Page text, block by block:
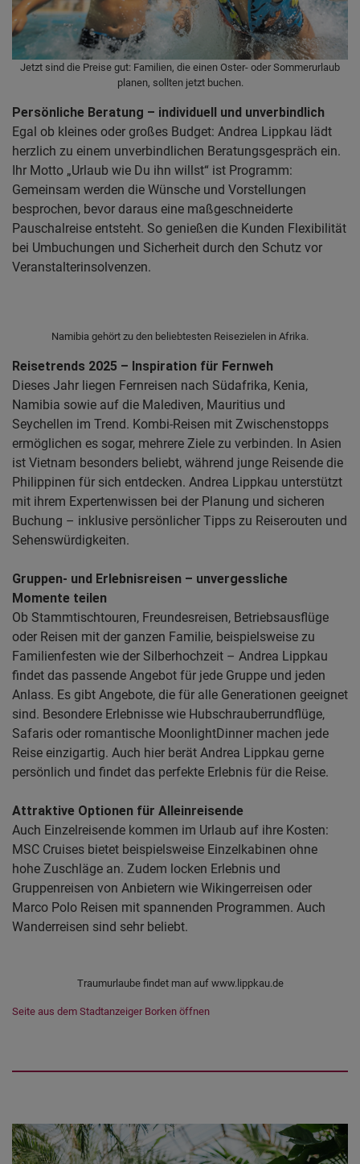
Jetzt sind die Preise gut: Familien, die einen Oster- oder Sommerurlaub
planen, sollten jetzt buchen.
Persönliche Beratung – individuell und unverbindlich
Egal ob kleines oder großes Budget: Andrea Lippkau lädt
herzlich zu einem unverbindlichen Beratungsgespräch ein.
Ihr Motto „Urlaub wie Du ihn willst“ ist Programm:
Gemeinsam werden die Wünsche und Vorstellungen
besprochen, bevor daraus eine maßgeschneiderte
Pauschalreise entsteht. So genießen die Kunden Flexibilität
bei Umbuchungen und Sicherheit durch den Schutz vor
Veranstalterinsolvenzen.
Namibia gehört zu den beliebtesten Reisezielen in Afrika.
Reisetrends 2025 – Inspiration für Fernweh
Dieses Jahr liegen Fernreisen nach Südafrika, Kenia,
Namibia sowie auf die Malediven, Mauritius und
Seychellen im Trend. Kombi-Reisen mit Zwischenstopps
ermöglichen es sogar, mehrere Ziele zu verbinden. In Asien
ist Vietnam besonders beliebt, während junge Reisende die
Philippinen für sich entdecken. Andrea Lippkau unterstützt
mit ihrem Expertenwissen bei der Planung und sicheren
Buchung – inklusive persönlicher Tipps zu Reiserouten und
Sehenswürdigkeiten.
Gruppen- und Erlebnisreisen – unvergessliche
Momente teilen
Ob Stammtischtouren, Freundesreisen, Betriebsausflüge
oder Reisen mit der ganzen Familie, beispielsweise zu
Familienfesten wie der Silberhochzeit – Andrea Lippkau
findet das passende Angebot für jede Gruppe und jeden
Anlass. Es gibt Angebote, die für alle Generationen geeignet
sind. Besondere Erlebnisse wie Hubschrauberrundflüge,
Safaris oder romantische MoonlightDinner machen jede
Reise einzigartig. Auch hier berät Andrea Lippkau gerne
persönlich und findet das perfekte Erlebnis für die Reise.
Attraktive Optionen für Alleinreisende
Auch Einzelreisende kommen im Urlaub auf ihre Kosten:
MSC Cruises bietet beispielsweise Einzelkabinen ohne
hohe Zuschläge an. Zudem locken Erlebnis und
Gruppenreisen von Anbietern wie Wikingerreisen oder
Marco Polo Reisen mit spannenden Programmen. Auch
Wanderreisen sind sehr beliebt.
Traumurlaube findet man auf www.lippkau.de
Seite aus dem Stadtanzeiger Borken öffnen